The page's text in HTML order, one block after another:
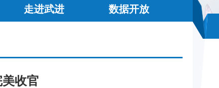
走进武进 数据开放
收官